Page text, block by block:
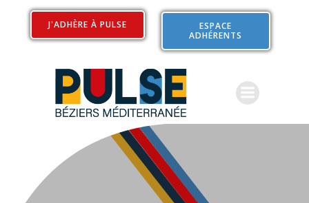
Aller
contenu
J'ADHÈRE À PULSE
ESPACE
ADHÉRENTS